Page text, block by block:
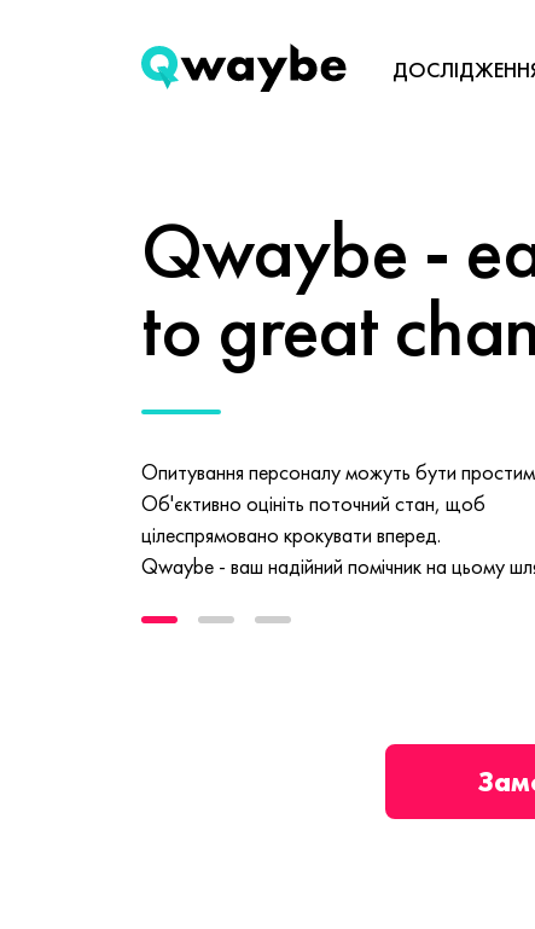
Qwaybe -
to great
Опитування персоналу можуть бути
Об'єктивно оцініть поточний стан, щоб
цілеспрямовано крокувати вперед.
Qwaybe - ваш надійний помічник на цьому